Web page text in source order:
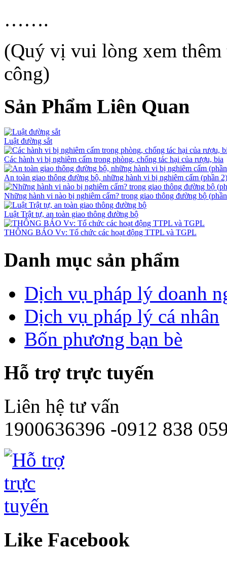
…….
(Quý vị vui lòng xem
công)
Sản Phẩm Liên Quan
Luật đường sắt
Các hành vi bị nghiêm cấm trong phòng, chống tác hại của rượu, bia
An toàn giao thông đường bộ, những hành vi bị nghiêm cấm (phần 2)
Những hành vi nào bị nghiêm cấm? trong giao thông đường bộ
Luật Trật tự, an toàn giao thông đường bộ
THÔNG BÁO Vv: Tổ chức các hoạt động TTPL và TGPL
Danh mục sản phẩm
Dịch vụ pháp lý doanh
Dịch vụ pháp lý cá nhân
Bốn phương bạn bè
Hỗ trợ trực tuyến
Liên hệ tư vấn
1900636396 -0912 838
Like Facebook